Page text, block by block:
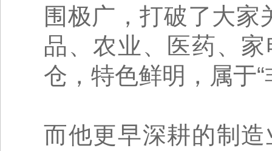
围极广，打破了大家
品、农业、医药、
仓，特色鲜明，属于
而他更早深耕的制